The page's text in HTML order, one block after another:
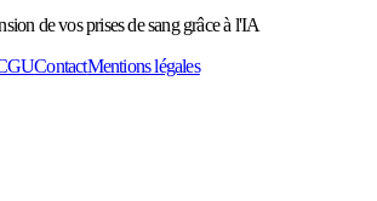
de vos prises de sang grâce à l'IA
ContactMentions légales